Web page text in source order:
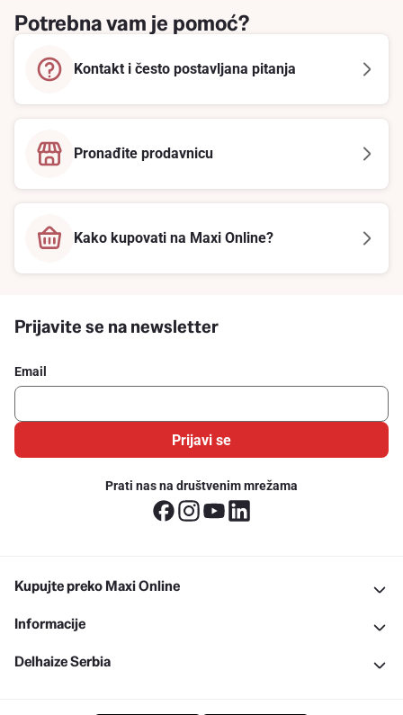
Potrebna vam je pomoć?
Kontakt i često postavljana pitanja
Pronađite prodavnicu
Kako kupovati na Maxi Online?
Prijavite se na newsletter
Email
Prijavi se
Prati nas na društvenim mrežama
Kupujte preko Maxi Online
Informacije
Delhaize Serbia